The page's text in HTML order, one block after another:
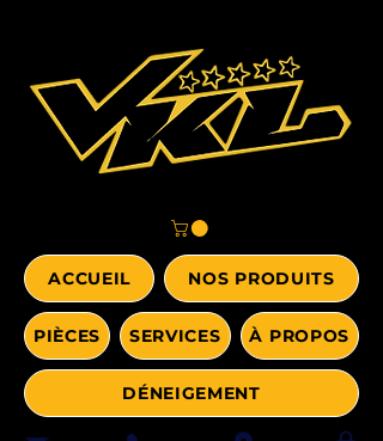
ACCUEIL NOS PRODUITS
PIÈCES SERVICES À PROPOS
DÉNEIGEMENT